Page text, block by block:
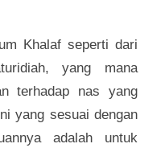
Khalaf seperti dari
yang mana
terhadap nas yang
yang sesuai dengan
adalah untuk